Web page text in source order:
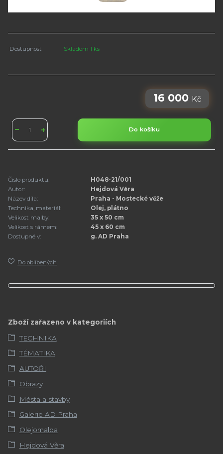
Dostupnost Skladem 1 ks
16 000 Kč
Do košíku
Číslo produktu:
H048-21/001
Autor:
Hejdová Věra
Název díla:
Praha - Mostecké věže
Technika, materiál:
Olej, plátno
Velikost malby:
35 x 50 cm
Velikost s rámem:
45 x 60 cm
Dostupné v:
g. AD Praha
Do oblíbených
Zboží zařazeno v kategoriích
TECHNIKA
TÉMATIKA
AUTOŘI
Obrazy
Města a stavby
Galerie AD Praha
Olejomalba
Hejdová Věra